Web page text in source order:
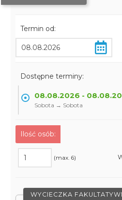
Termin od:
Dostępne terminy:
08.08.2026 -
Sobota → Sobota
Ilość osób:
(max. 6)
WYCIECZKA